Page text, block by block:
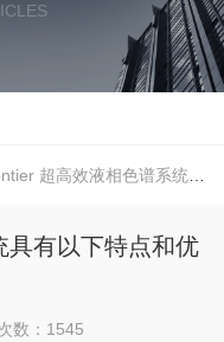
超高效液相色谱系统具有以下特点和优势
具有以下特点和优
数：1545